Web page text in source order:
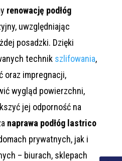
renowację podłóg
uwzględniając
posadzki. Dzięki
technik szlifowania,
oraz impregnacji,
wygląd powierzchni,
jej odporność na
naprawa podłóg lastrico
prywatnych, jak i
– biurach, sklepach